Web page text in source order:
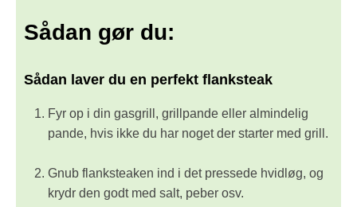
Sådan gør du:
Sådan laver du en perfekt flanksteak
Fyr op i din gasgrill, grillpande eller almindelig
pande, hvis ikke du har noget der starter med grill.
Gnub flanksteaken ind i det pressede hvidløg, og
krydr den godt med salt, peber osv.